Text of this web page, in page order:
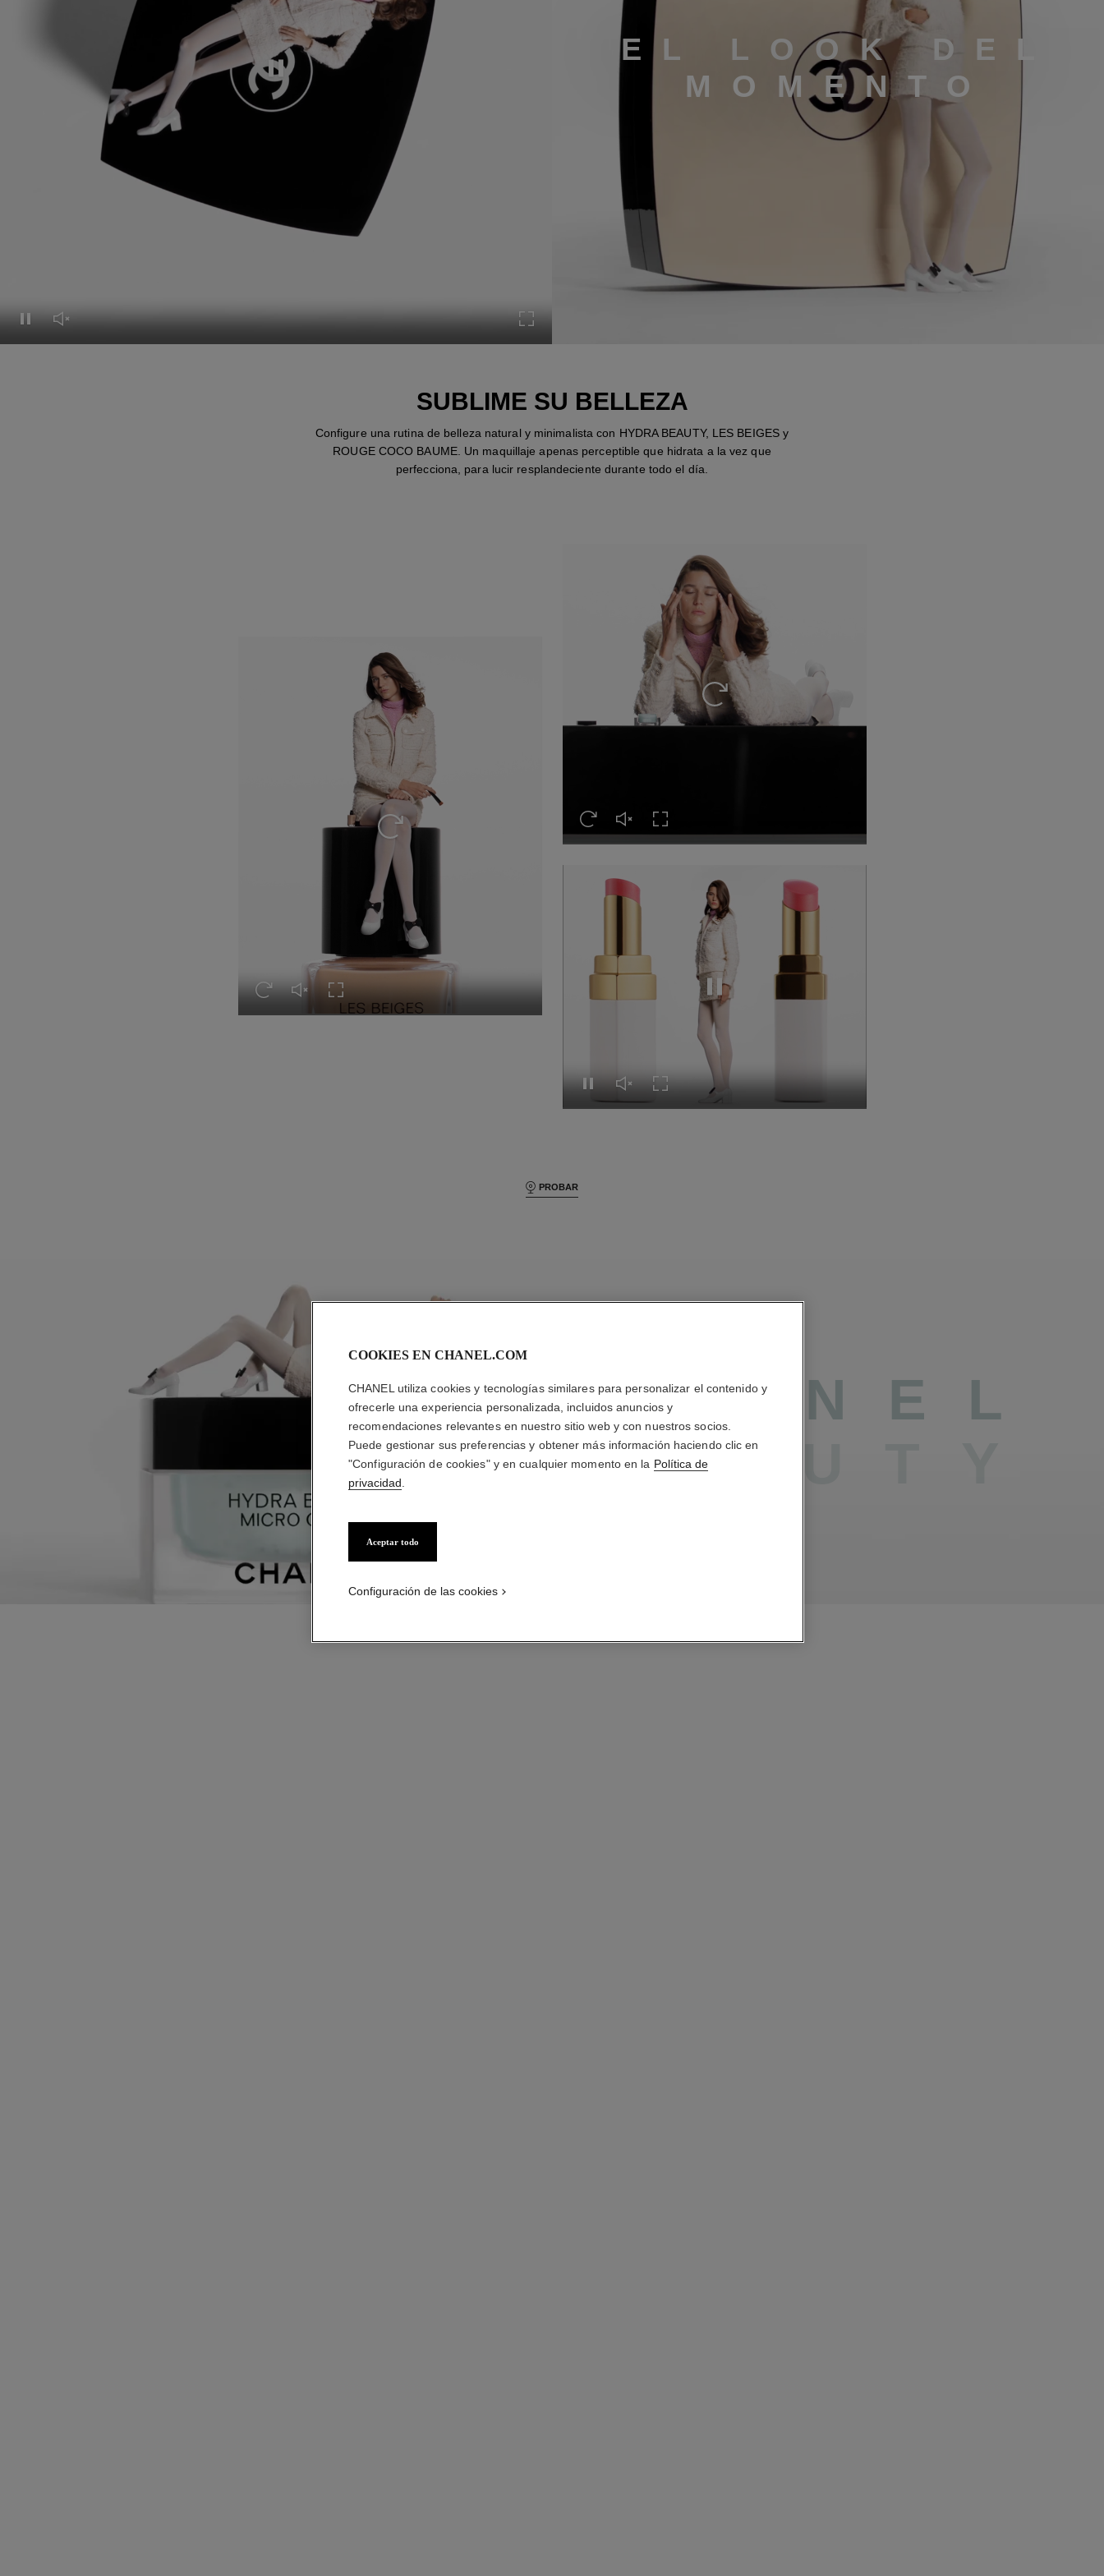
Pausar el vídeo
Pausar el vídeo
Activar el sonido del vídeo Expandir a pantalla completa
EL LOOK DEL
MOMENTO
SUBLIME SU BELLEZA
Configure una rutina de belleza natural y minimalista con HYDRA BEAUTY, LES BEIGES y
ROUGE COCO BAUME. Un maquillaje apenas perceptible que hidrata a la vez que
perfecciona, para lucir resplandeciente durante todo el día.
Volver a ver el vídeo
Volver a ver el vídeo
Activar el sonido del vídeo
Expandir a pantalla completa
Volver a ver el vídeo
Volver a ver el vídeo
Activar el sonido del vídeo
Expandir a pantalla completa
Pausar el vídeo
Pausar el vídeo
Activar el sonido del vídeo
Expandir a pantalla completa
PROBAR
CHA N E L
BEA
COOKIES EN CHANEL.COM
CHANEL utiliza cookies y tecnologías similares para personalizar el contenido y
ofrecerle una experiencia personalizada, incluidos anuncios y
recomendaciones relevantes en nuestro sitio web y con nuestros socios.
Puede gestionar sus preferencias y obtener más información haciendo clic en
"Configuración de cookies" y en cualquier momento en la Política de
privacidad
Aceptar todo
Configuración de las cookies